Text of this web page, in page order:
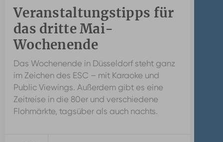
Veranstaltungstipps für
das dritte Mai-
Wochenende
Das Wochenende in Düsseldorf steht ganz
im Zeichen des ESC – mit Karaoke und
Public Viewings. Außerdem gibt es eine
Zeitreise in die 80er und verschiedene
Flohmärkte, tagsüber als auch nachts.